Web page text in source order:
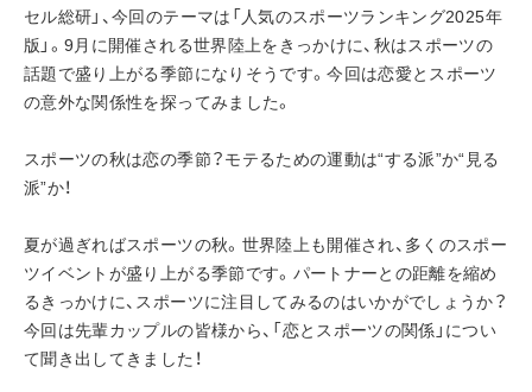
セル総研」、今回のテーマは「人気のスポーツランキング2025年
版」。9月に開催される世界陸上をきっかけに、秋はスポーツの
話題で盛り上がる季節になりそうです。今回は恋愛とスポーツ
の意外な関係性を探ってみました。
スポーツの秋は恋の季節？モテるための運動は“する派”か“見る
派”か！
夏が過ぎればスポーツの秋。世界陸上も開催され、多くのスポー
ツイベントが盛り上がる季節です。パートナーとの距離を縮め
るきっかけに、スポーツに注目してみるのはいかがでしょうか？
今回は先輩カップルの皆様から、「恋とスポーツの関係」につい
て聞き出してきました！